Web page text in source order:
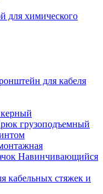
для химического
для кабеля
грузоподъемный
Навинчивающийся